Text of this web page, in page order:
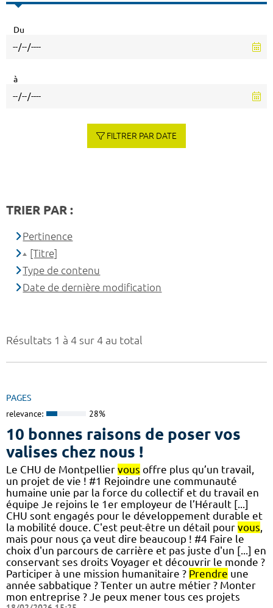
Résultats 1 à 4 sur 4 au total
PAGES
relevance: 28%
10 bonnes raisons de poser vos
valises chez nous !
Le CHU de Montpellier vous offre plus qu’un travail,
un projet de vie ! #1 Rejoindre une communauté
humaine unie par la force du collectif et du travail en
équipe Je rejoins le 1er employeur de l’Hérault [...]
CHU sont engagés pour le développement durable et
la mobilité douce. C'est peut-être un détail pour vous
mais pour nous ça veut dire beaucoup ! #4 Faire le
choix d'un parcours de carrière et pas juste d'un [...] en
conservant ses droits Voyager et découvrir le monde ?
Participer à une mission humanitaire ? Prendre une
année sabbatique ? Tenter un autre métier ? Monter
mon entreprise ? Je peux mener tous ces projets
Du
à
FILTRER PAR DATE
TRIER PAR :
Pertinence
[Titre]
Type de contenu
Date de dernière modification